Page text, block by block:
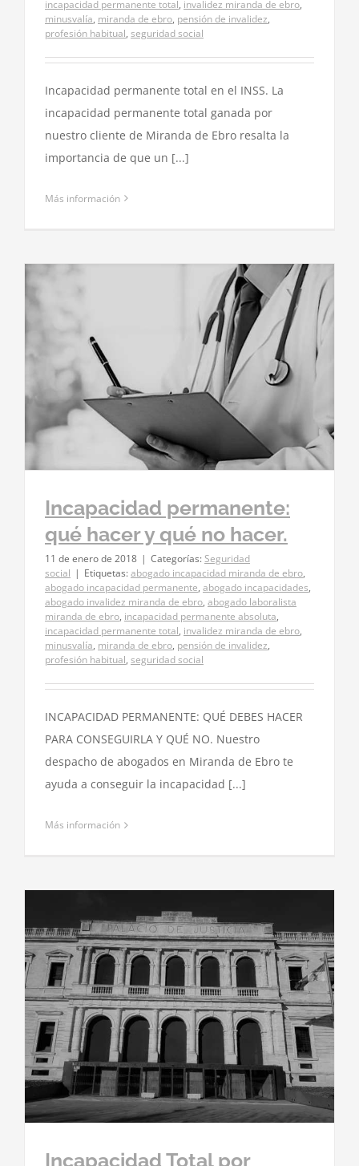
incapacidad permanente total, invalidez miranda de ebro,
minusvalía, miranda de ebro, pensión de invalidez,
profesión habitual, seguridad social
Incapacidad permanente total en el INSS. La
incapacidad permanente total ganada por
nuestro cliente de Miranda de Ebro resalta la
importancia de que un [...]
Más información
Incapacidad permanente:
qué hacer y qué no hacer.
11 de enero de 2018 | Categorías:Seguridad
social | Etiquetas:abogado incapacidad miranda de ebro,
abogado incapacidad permanente, abogado incapacidades,
abogado invalidez miranda de ebro, abogado laboralista
miranda de ebro, incapacidad permanente absoluta,
incapacidad permanente total, invalidez miranda de ebro,
minusvalía, miranda de ebro, pensión de invalidez,
profesión habitual, seguridad social
INCAPACIDAD PERMANENTE: QUÉ DEBES HACER
PARA CONSEGUIRLA Y QUÉ NO. Nuestro
despacho de abogados en Miranda de Ebro te
ayuda a conseguir la incapacidad [...]
Más información
Incapacidad Total por